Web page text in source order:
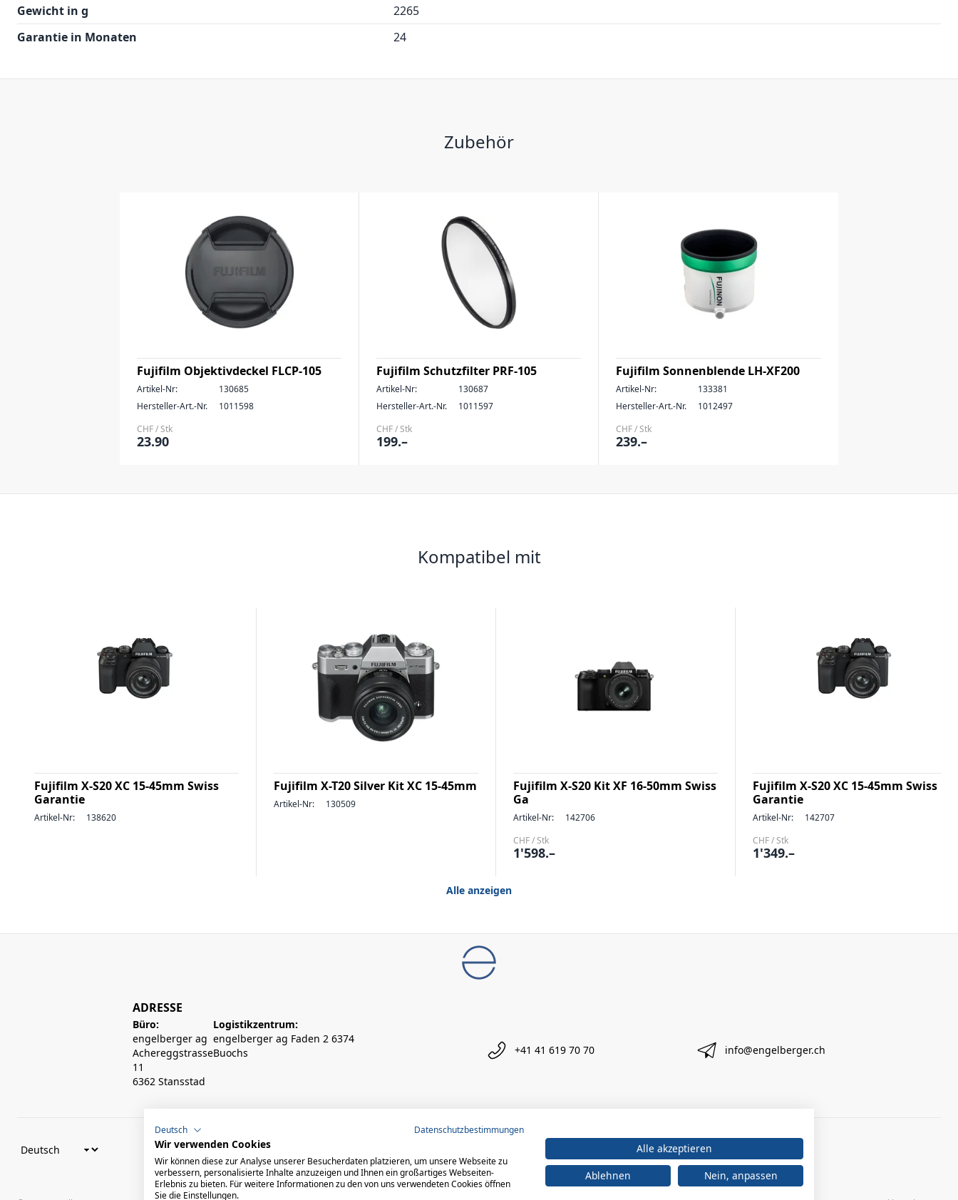
Gewicht in g
2265
Garantie in Monaten
24
Zubehör
Fujifilm Objektivdeckel FLCP-105
Artikel-Nr:
130685
Hersteller-Art.-Nr.
1011598
CHF / Stk
23.90
Fujifilm Schutzfilter PRF-105
Artikel-Nr:
130687
Hersteller-Art.-Nr.
1011597
CHF / Stk
199.–
Fujifilm Sonnenblende LH-XF200
Artikel-Nr:
133381
Hersteller-Art.-Nr.
1012497
CHF / Stk
239.–
Kompatibel mit
Fujifilm X-S20 XC 15-45mm Swiss
Garantie
Artikel-Nr: 138620
Fujifilm X-T20 Silver Kit XC 15-45mm
Artikel-Nr: 130509
Fujifilm X-S20 Kit XF 16-50mm Swiss
Ga
Artikel-Nr:
142706
CHF / Stk
1'598.–
Fujifilm X-S20 XC 15-45mm Swiss
Garantie
Artikel-Nr:
142707
CHF / Stk
1'349.–
Alle anzeigen
ADRESSE
Büro:
engelberger ag
Achereggstrasse
11
6362 Stansstad
Logistikzentrum:
engelberger ag Faden 2 6374
Buochs
+41 41 619 70 70 info@engelberger.ch
Deutsch Datenschutzbestimmungen
Wir verwenden Cookies
Wir können diese zur Analyse unserer Besucherdaten platzieren, um unsere Webseite zu
verbessern, personalisierte Inhalte anzuzeigen und Ihnen ein großartiges Webseiten-
Erlebnis zu bieten. Für weitere Informationen zu den von uns verwendeten Cookies öffnen
Sie die Einstellungen.
Alle akzeptieren
Ablehnen
Nein, anpassen